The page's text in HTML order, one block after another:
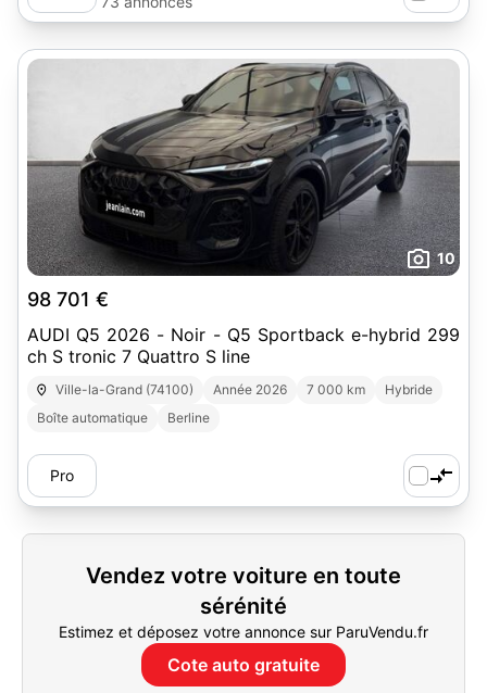
10
98 701 €
AUDI Q5 2026 - Noir - Q5 Sportback e-hybrid 299
ch S tronic 7 Quattro S line
Ville-la-Grand (74100) Année 2026 7 000 km
Hybride
Boîte automatique
Berline
Pro
Vendez votre voiture en toute
sérénité
Estimez et déposez votre annonce sur ParuVendu.fr
Cote auto gratuite